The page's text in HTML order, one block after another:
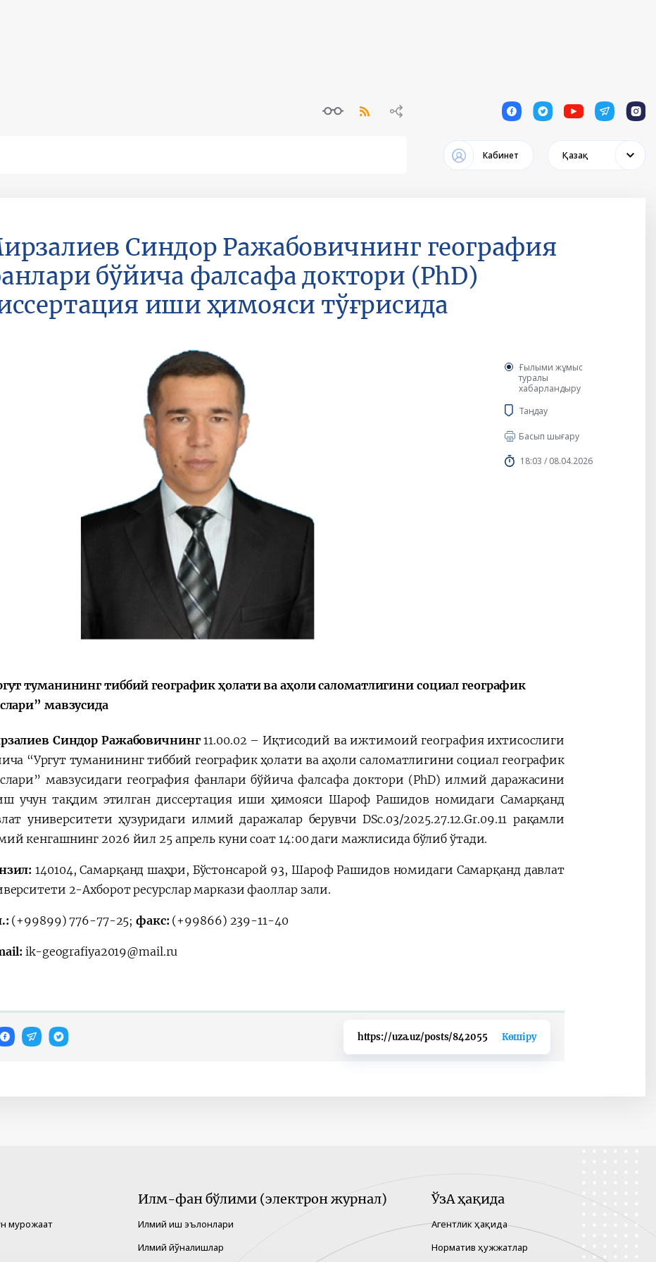
1 1 1 1 1
Кабинет Қазақ
Синдор Ражабовичнинг география
бўйича фалсафа доктори (PhD)
иши ҳимояси тўғрисида
Ғылыми жұмыс
туралы
хабарландыру
Таңдау
Басып шығару
18:03 / 08.04.2026
туманининг тиббий географик ҳолати ва аҳоли саломатлигини социал географик
мавзусида
Синдор Ражабовичнинг11.00.02 – Иқтисодий ва ижтимоий география ихтисослиги
“Ургут туманининг тиббий географик ҳолати ва аҳоли саломатлигини социал географик
мавзусидаги география фанлари бўйича фалсафа доктори (PhD) илмий даражасини
учун тақдим этилган диссертация иши ҳимояси Шароф Рашидов номидаги Самарқанд
университети ҳузуридаги илмий даражалар берувчи DSc.03/2025.27.12.Gr.09.11 рақамли
кенгашнинг 2026 йил 25 апрель куни соат 14:00 даги мажлисида бўлиб ўтади.
140104,Самарқанд шаҳри, Бўстонсарой 93, Шароф Рашидов номидаги Самарқанд давлат
2-Ахборот ресурслар маркази фаоллар зали.
(+99899) 776-77-25;факс: (+99866) 239-11-40
ik-geografiya2019@mail.ru
https://uza.uz/posts/842055 Көшіру
мурожаат
Илм-фан бўлими (электрон журнал)
Илмий иш эълонлари
Илмий йўналишлар
ЎзА ҳақида
Агентлик ҳақида
Норматив ҳужжатлар